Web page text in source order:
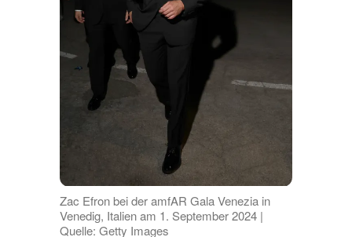
Zac Efron bei der amfAR Gala Venezia in
Venedig, Italien am 1. September 2024 |
Quelle: Getty Images